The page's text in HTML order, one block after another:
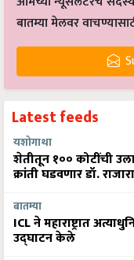
बातम्या मेलवर
Latest feeds
यशोगाथा
शेतीतून १०० कोटींची
क्रांती घडवणार डॉ.
बातम्या
ICL ने महाराष्ट्रात
उद्घाटन केले